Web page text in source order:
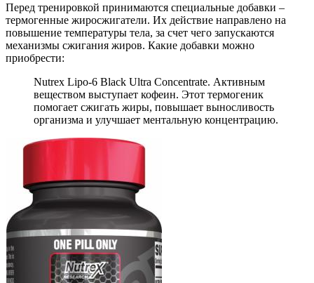
Перед тренировкой принимаются специальные добавки –
термогенные жиросжигатели. Их действие направлено на
повышение температуры тела, за счет чего запускаются
механизмы сжигания жиров. Какие добавки можно
приобрести:
Nutrex Lipo-6 Black Ultra Concentrate. Активным
веществом выступает кофеин. Этот термогеник
помогает сжигать жиры, повышает выносливость
организма и улучшает ментальную концентрацию.